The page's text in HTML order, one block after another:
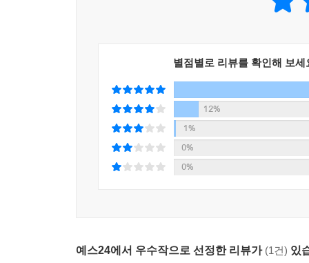
“너무 슬퍼하지 마. 모두 결국에는 누군가를 간
거라고 생각해 봐.” 본문 191-192면
시안은 그런 미래를 상상해 보고, 최선희 선생님
분명 사랑을 말했을 것’이라는 시안의 말은 그래서
있을 것 같지 않던, 준비할 수 없었던 미래를 상
한국문학의 젊은 미래
별점별로 리뷰를 확인해 보세
12%
1%
0%
0%
예스24에서 우수작으로 선정한 리뷰가 (1건) 있